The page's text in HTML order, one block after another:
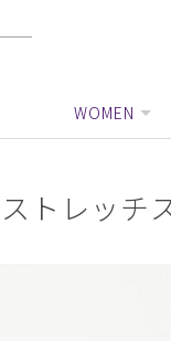
WOMEN
トレッチ